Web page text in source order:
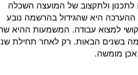
ולתקצוב של המועצה השכלה
ההערכה היא שהגידול בהרשמה נובע
למצוא עבודה. המשמעות ההיא
בשנים הבאות. רק לאחר תחילת
אכן מומשה.